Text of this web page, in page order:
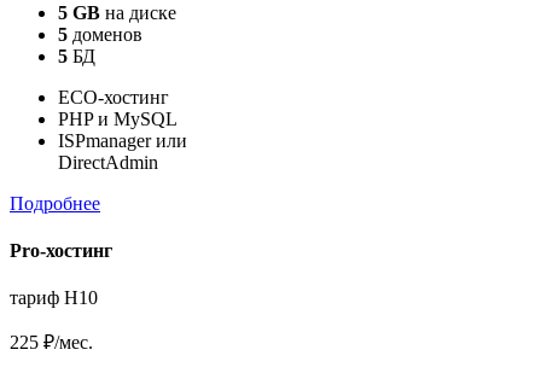
5 GB на диске
5 доменов
5 БД
ECO-хостинг
PHP и MySQL
ISPmanager или
DirectAdmin
Подробнее
Pro-хостинг
тариф H10
225 ₽/мес.